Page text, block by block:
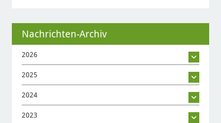
Nachrichten-Archiv
2026
2025
2024
2023